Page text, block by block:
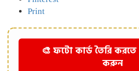
Print
🎨 ফটো কার্ড তৈরি করতে
করুন